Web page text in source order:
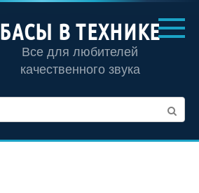
БАСЫ В ТЕХНИКЕ
Все для любителей
качественного звука